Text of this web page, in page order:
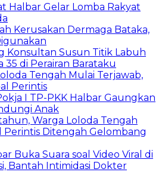
Halbar Gelar Lomba Rakyat
Kerusakan Dermaga Bataka,
Konsultan Susun Titik Labuh
35 di Perairan Barataku
Tengah Mulai Terjawab,
Perintis
I TP-PKK Halbar Gaungkan
Anak
Warga Loloda Tengah
Perintis Ditengah Gelombang
Buka Suara soal Video Viral di
Bantah Intimidasi Dokter